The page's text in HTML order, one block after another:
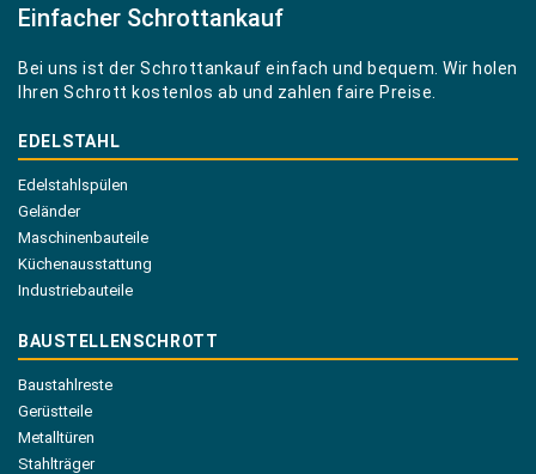
Einfacher Schrottankauf
Bei uns ist der Schrottankauf einfach und bequem. Wir holen
Ihren Schrott kostenlos ab und zahlen faire Preise.
EDELSTAHL
Edelstahlspülen
Geländer
Maschinenbauteile
Küchenausstattung
Industriebauteile
BAUSTELLENSCHROTT
Baustahlreste
Gerüstteile
Metalltüren
Stahlträger